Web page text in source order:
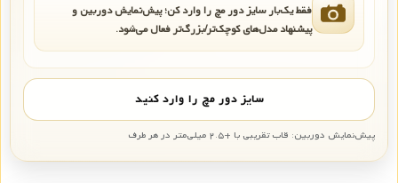
فقط یک‌بار سایز دور مچ را وارد کن؛ پیش‌نمایش دوربین و
پیشنهاد مدل‌های کوچک‌تر/بزرگ‌تر فعال می‌شود.
سایز دور مچ را وارد کنید
پیش‌نمایش دوربین: قاب تقریبی با +۲.۵ میلی‌متر در هر طرف